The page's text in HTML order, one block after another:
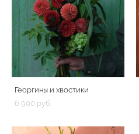
Георгины и хвостики
6 900 pуб.